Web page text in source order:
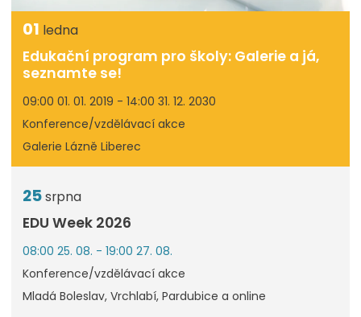
01 ledna
Edukační program pro školy: Galerie a já,
seznamte se!
09:00 01. 01. 2019 - 14:00 31. 12. 2030
Konference/vzdělávací akce
Galerie Lázně Liberec
25srpna
EDU Week 2026
08:00 25. 08. - 19:00 27. 08.
Konference/vzdělávací akce
Mladá Boleslav, Vrchlabí, Pardubice a online